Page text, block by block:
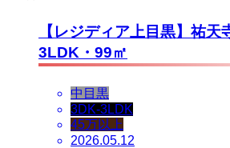
【レジディア上目黒】祐天
3LDK・99㎡
中目黒
3DK-3LDK
45万以上
2026.05.12